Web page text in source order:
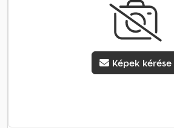
Képek kérése